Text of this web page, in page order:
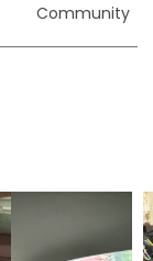
Community